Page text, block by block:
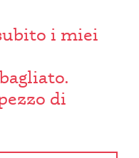
i miei
di